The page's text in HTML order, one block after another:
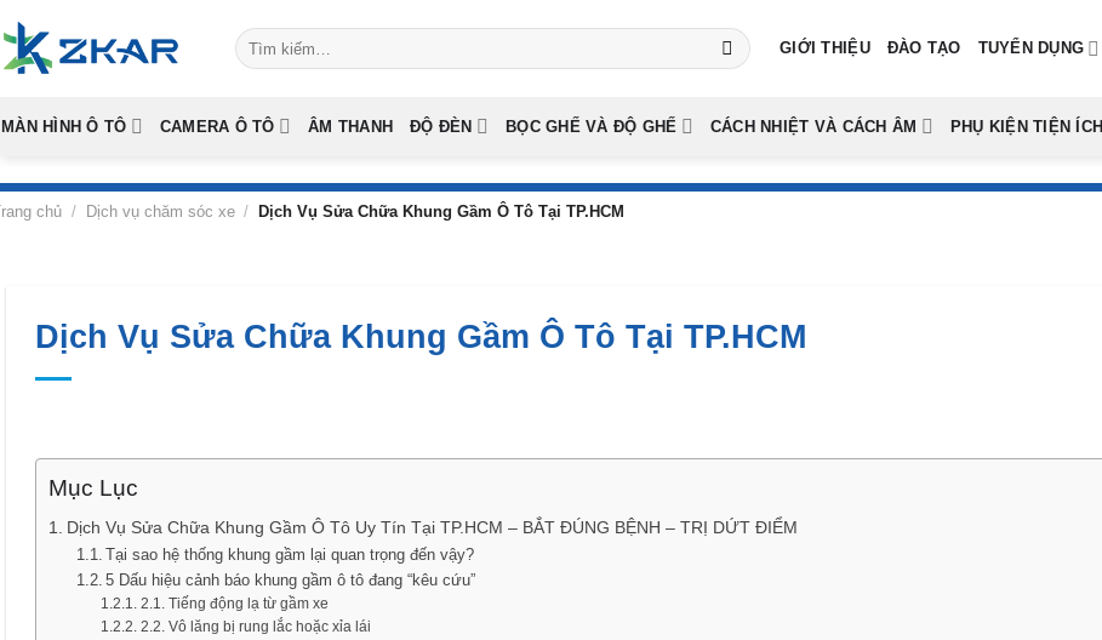
to
content
Tìm
kiếm:
GIỚI THIỆU ĐÀO TẠO TUYỂN DỤNG
MÀN HÌNH Ô TÔ CAMERA Ô TÔ ÂM THANH ĐỘ ĐÈN BỌC GHẾ VÀ ĐỘ GHẾ CÁCH NHIỆT VÀ CÁCH ÂM PHỤ KIỆN TIỆN ÍCH
chủ / Dịch vụ chăm sóc xe / Dịch Vụ Sửa Chữa Khung Gầm Ô Tô Tại TP.HCM
Dịch Vụ Sửa Chữa Khung Gầm Ô Tô Tại TP.HCM
Mục Lục
Dịch Vụ Sửa Chữa Khung Gầm Ô Tô Uy Tín Tại TP.HCM – BẮT ĐÚNG BỆNH – TRỊ DỨT ĐIỂM
Tại sao hệ thống khung gầm lại quan trọng đến vậy?
5 Dấu hiệu cảnh báo khung gầm ô tô đang “kêu cứu”
2.1. Tiếng động lạ từ gầm xe
2.2. Vô lăng bị rung lắc hoặc xỉa lái